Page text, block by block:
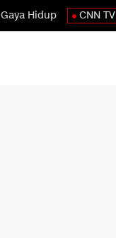
Gaya Hidup CNN TV